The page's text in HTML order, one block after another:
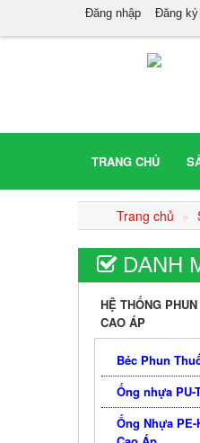
Đăng nhập Đăng ký
TRANG CHỦ
Trang chủ »
DANH
HỆ THỐNG
CAO ÁP
Béc Phun
Ống nhựa PU-
Ống Nhựa